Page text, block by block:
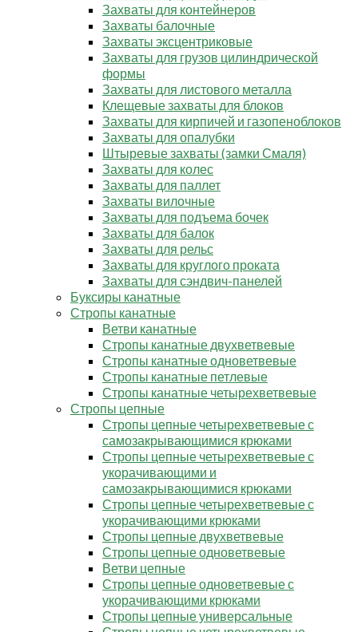
Захваты для контейнеров
Захваты балочные
Захваты эксцентриковые
Захваты для грузов цилиндрической
формы
Захваты для листового металла
Клещевые захваты для блоков
Захваты для кирпичей и газопеноблоков
Захваты для опалубки
Штыревые захваты (замки Смаля)
Захваты для колес
Захваты для паллет
Захваты вилочные
Захваты для подъема бочек
Захваты для балок
Захваты для рельс
Захваты для круглого проката
Захваты для сэндвич-панелей
Буксиры канатные
Стропы канатные
Ветви канатные
Стропы канатные двухветвевые
Стропы канатные одноветвевые
Стропы канатные петлевые
Стропы канатные четырехветвевые
Стропы цепные
Стропы цепные четырехветвевые с
самозакрывающимися крюками
Стропы цепные четырехветвевые с
укорачивающими и
самозакрывающимися крюками
Стропы цепные четырехветвевые с
укорачивающими крюками
Стропы цепные двухветвевые
Стропы цепные одноветвевые
Ветви цепные
Стропы цепные одноветвевые с
укорачивающими крюками
Стропы цепные универсальные